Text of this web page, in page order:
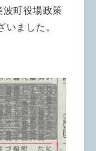
波町役場政策
ました。